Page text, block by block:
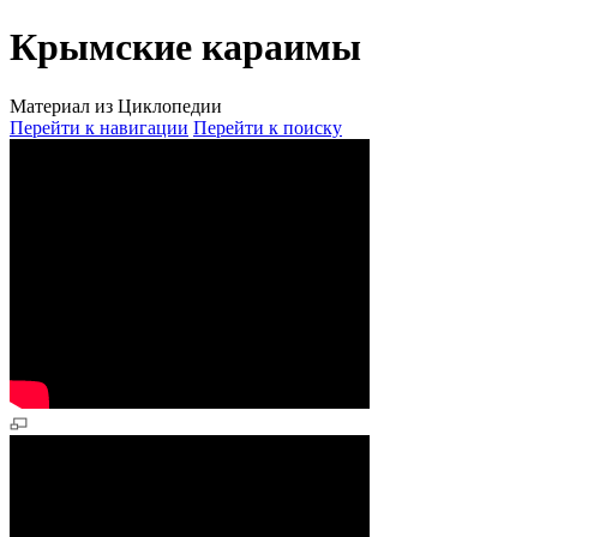
Крымские караимы
Материал из Циклопедии
Перейти к навигации Перейти к поиску